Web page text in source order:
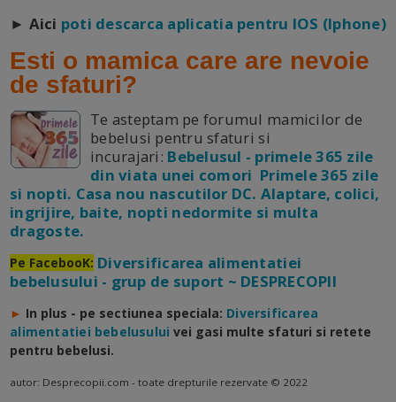
► Aici poti descarca aplicatia pentru IOS (Iphone)
Esti o mamica care are nevoie
de sfaturi?
Te asteptam pe forumul mamicilor de
bebelusi pentru sfaturi si
incurajari: Bebelusul - primele 365 zile
din viata unei comori Primele 365 zile
si nopti. Casa nou nascutilor DC. Alaptare, colici,
ingrijire, baite, nopti nedormite si multa
dragoste.
Pe FacebooK: Diversificarea alimentatiei
bebelusului - grup de suport ~ DESPRECOPII
► In plus - pe sectiunea speciala: Diversificarea
alimentatiei bebelusuluivei gasi multe sfaturi si retete
pentru bebelusi.
autor: Desprecopii.com - toate drepturile rezervate © 2022